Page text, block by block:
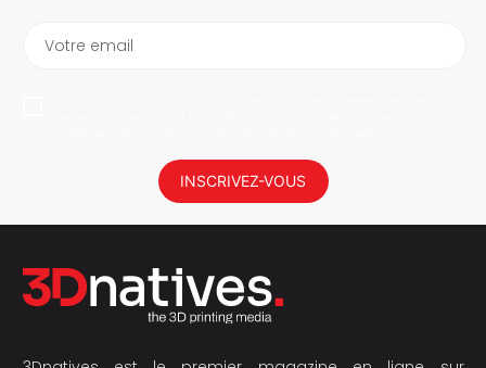
Votre email
INSCRIVEZ-VOUS